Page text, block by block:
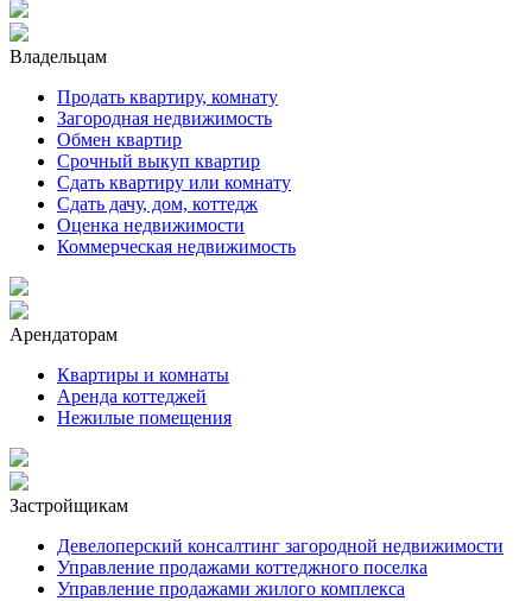
Владельцам
Продать квартиру, комнату
Загородная недвижимость
Обмен квартир
Срочный выкуп квартир
Сдать квартиру или комнату
Сдать дачу, дом, коттедж
Оценка недвижимости
Коммерческая недвижимость
Арендаторам
Квартиры и комнаты
Аренда коттеджей
Нежилые помещения
Застройщикам
Девелоперский консалтинг загородной недвижимости
Управление продажами коттеджного поселка
Управление продажами жилого комплекса